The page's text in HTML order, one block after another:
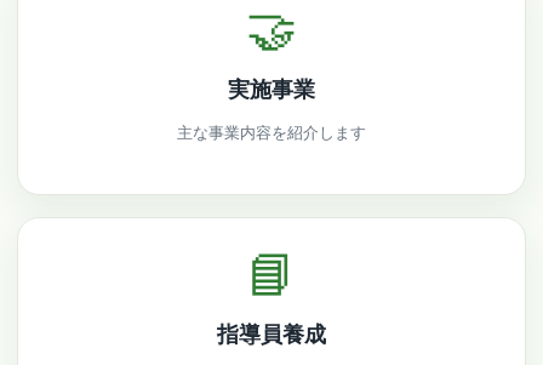
🤝
実施事業
主な事業内容を紹介します
📘
指導員養成